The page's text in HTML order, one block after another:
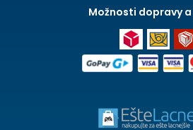
Možnosti dopravy